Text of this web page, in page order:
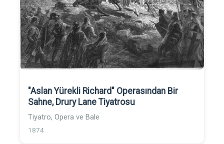
"Aslan Yürekli Richard" Operasından Bir
Sahne, Drury Lane Tiyatrosu
Tiyatro, Opera ve Bale
1874